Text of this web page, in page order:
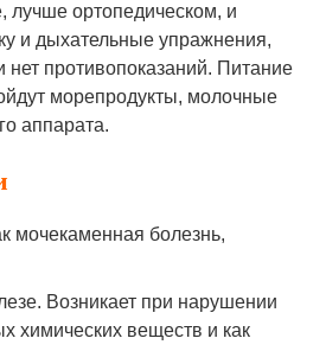
лучше ортопедическом, и
и дыхательные упражнения,
нет противопоказаний. Питание
морепродукты, молочные
аппарата.
мочекаменная болезнь,
Возникает при нарушении
химических веществ и как